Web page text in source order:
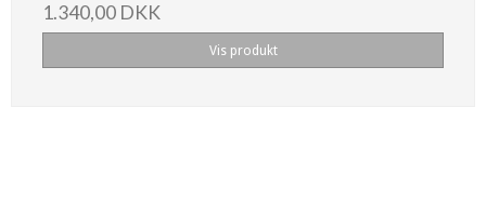
1.340,00 DKK
Vis produkt